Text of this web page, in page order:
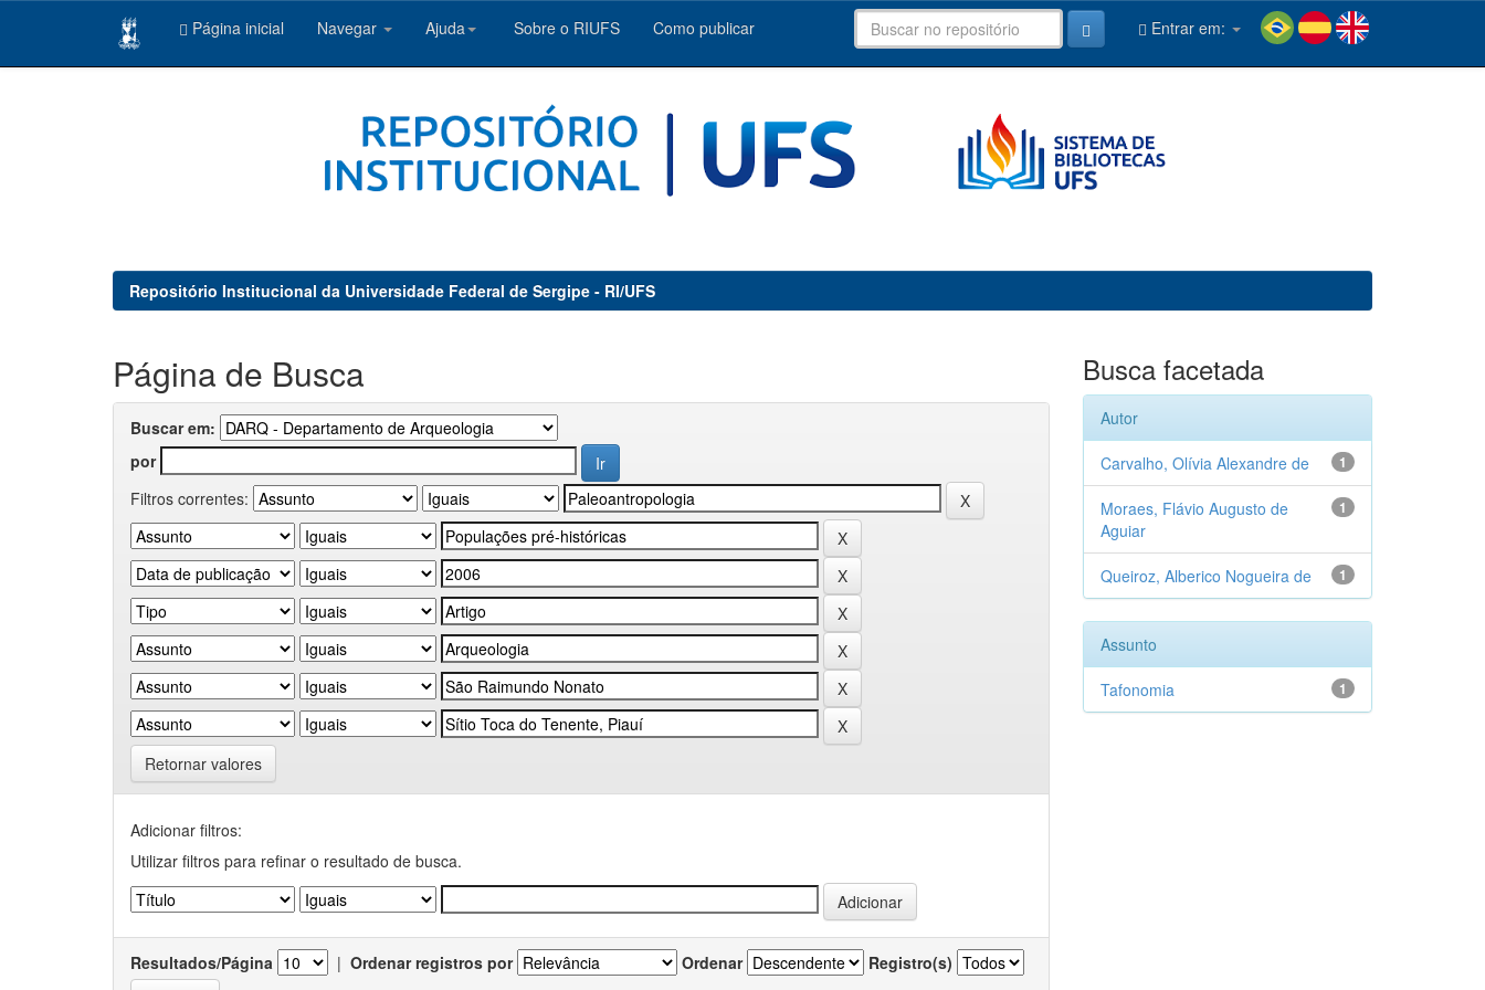
Página inicial Navegar Ajuda Sobre o RIUFS Como publicar Entrar em:
Repositório Institucional da Universidade Federal de Sergipe - RI/UFS
Página de Busca
Buscar em:
por
Filtros correntes:
Retornar valores
Adicionar filtros:
Utilizar filtros para refinar o resultado de busca.
Resultados/Página | Ordenar registros por Ordenar Registro(s)
Busca facetada
Autor
1
Carvalho, Olívia Alexandre de
1
Moraes, Flávio Augusto de
Aguiar
1
Queiroz, Alberico Nogueira de
Assunto
1
Tafonomia